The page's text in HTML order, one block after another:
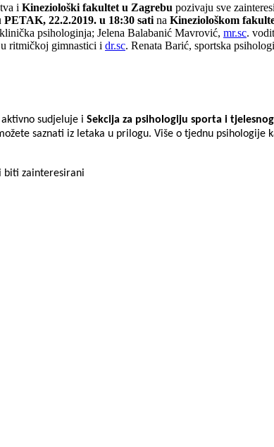
i Kineziološki fakultet u Zagrebu pozivaju sve
PETAK, 22.2.2019. u 18:30 sati na Kineziološkom
psihologinja; Jelena Balabanić Mavrović, mr.sc.
ritmičkoj gimnastici i dr.sc. Renata Barić, sportska
sudjeluje i Sekcija za psihologiju sporta i
saznati iz letaka u prilogu. Više o tjednu
biti zainteresirani